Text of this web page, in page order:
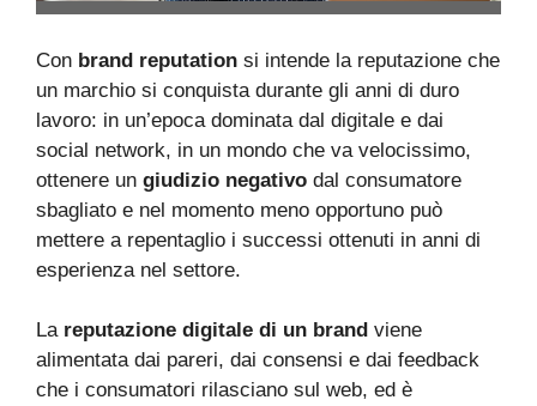
Con brand reputation si intende la reputazione che
un marchio si conquista durante gli anni di duro
lavoro: in un’epoca dominata dal digitale e dai
social network, in un mondo che va velocissimo,
ottenere un giudizio negativo dal consumatore
sbagliato e nel momento meno opportuno può
mettere a repentaglio i successi ottenuti in anni di
esperienza nel settore.
La reputazione digitale di un brand viene
alimentata dai pareri, dai consensi e dai feedback
che i consumatori rilasciano sul web, ed è